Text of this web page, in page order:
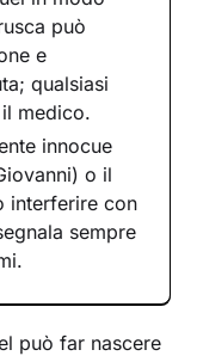
può
e
qualsiasi
medico.
innocue
o il
interferire con
sempre
può far nascere